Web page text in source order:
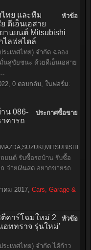
หัวข้อ
ไทย และทีม
ดีเอ็นเอสาย
านยนต์ Mitsubishi
ไลฟสไตล์
ะเทศไทย) จำกัด ฉลอง
สู่ชัยชนะ ด้วยดีเอ็นเอสาย
, 0 ตอบกลับ, ในฟอรั่ม:
ประกาศซื้อขาย
น 086-
าคารถ
ยนต์ รับซื้อรถบ้าน รับซื้อ
จ่ายเงินสด อยากขายรถ
คม 2017, Cars, Garage &
หัวข้อ
คาร์โฉมใหม่ 2
อททราจ รุ่นใหม่'
ะเทศไทย) จำกัด ได้ก้าว